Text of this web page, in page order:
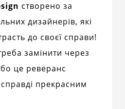
створено за
дизайнерів, які
до своєї справи!
замінити через
це реверанс
прекрасним